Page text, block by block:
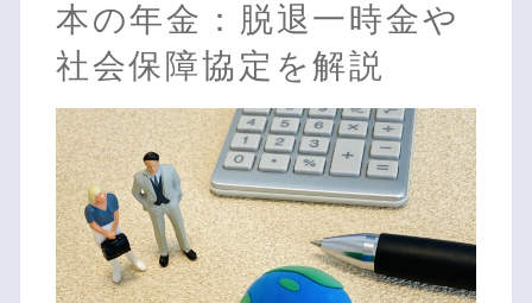
本の年金：脱退一時金や
社会保障協定を解説